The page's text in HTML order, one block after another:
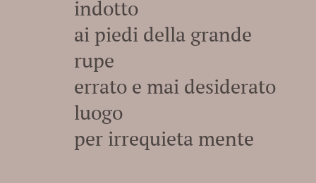
indotto
ai piedi della grande
rupe
errato e mai desiderato
luogo
per irrequieta mente